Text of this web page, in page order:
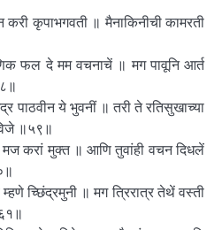
कृपाभगवती ॥ मैनाकिनीची कामरती
फल दे मम वचनाचें ॥ मग पावूनि आर्त
पाठवीन ये भुवनीं ॥ तरी ते रतिसुखाच्या
॥५९॥
करां मुक्त ॥ आणि तुवांही वचन दिधलें
च्छिंद्रमुनी ॥ मग त्रिरात्र तेथें वस्ती